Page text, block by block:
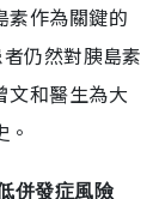
素作為關鍵的
仍然對胰島素
文和醫生為大
併發症風險